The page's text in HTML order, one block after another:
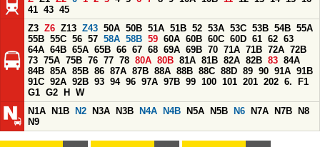
41 43 45
Z3 Z6 Z13 Z43 50A 50B 51A 51B 52 53A 53C 53B 54B 55A
55B 55C 56 57 58A 58B 59 60A 60B 60C 60D 61 62 63
64A 64B 65A 65B 66 67 68 69A 69B 70 71A 71B 72A 72B
73 75A 75B 76 77 78 80A 80B 81A 81B 82A 82B 83 84A
84B 85A 85B 86 87A 87B 88A 88B 88C 88D 89 90 91A 91B
91C 92A 92B 93 94 96 97A 97B 99 100 101 201 202 6.
F1
G1 G2 H
W
N1A
N1B N2 N3A N3B N4A N4B N5A N5B N6 N7A N7B
N8
N9